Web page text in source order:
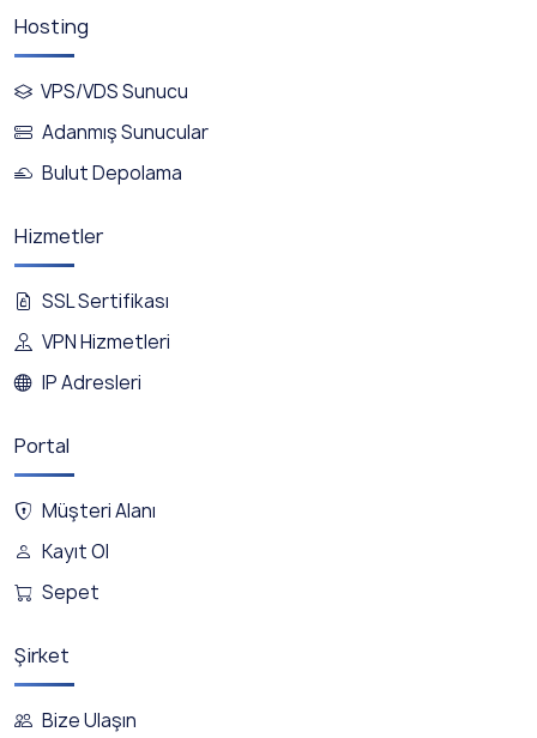
Hosting
VPS/VDS Sunucu
Adanmış Sunucular
Bulut Depolama
Hizmetler
SSL Sertifikası
VPN Hizmetleri
IP Adresleri
Portal
Müşteri Alanı
Kayıt Ol
Sepet
Şirket
Bize Ulaşın